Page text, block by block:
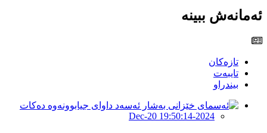
ئەمانەش ببینە
تازەکان
تایبەت
بیندراو
2024-Dec-20 19:50:14